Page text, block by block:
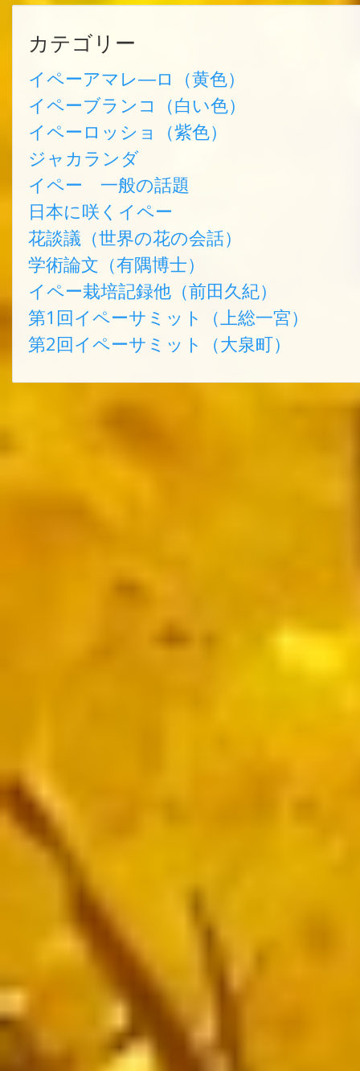
カテゴリー
イペーアマレ―ロ（黄色）
イペーブランコ（白い色）
イペーロッショ（紫色）
ジャカランダ
イペー 一般の話題
日本に咲くイペー
花談議（世界の花の会話）
学術論文（有隅博士）
イペー栽培記録他（前田久紀）
第1回イペーサミット（上総一宮）
第2回イペーサミット（大泉町）